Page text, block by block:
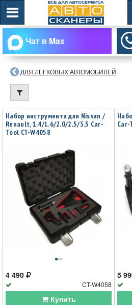
Чат в Max
ДЛЯ ЛЕГКОВЫХ АВТОМОБИЛЕЙ
Набор инструмента для Nissan /
Renault, 1.4/1.6/2.0/2.5/3.5 Car-
Tool CT-W4058
4 490
CT-W4058
Купить
Car-
5